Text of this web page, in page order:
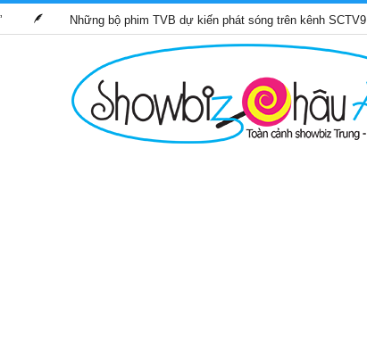
Những bộ phim TVB dự kiến phát sóng trên kênh SCTV9 tháng 4/2025